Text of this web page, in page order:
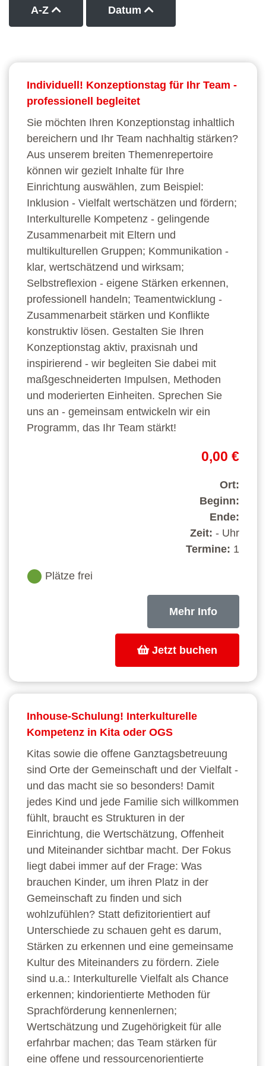
A-Z Kurse nach Titel aufsteigend sortieren
Datum Kurse nach Datum
Individuell! Konzeptionstag für Ihr Team -
professionell begleitet
Sie möchten Ihren Konzeptionstag inhaltlich
bereichern und Ihr Team nachhaltig stärken?
Aus unserem breiten Themenrepertoire
können wir gezielt Inhalte für Ihre
Einrichtung auswählen, zum Beispiel:
Inklusion - Vielfalt wertschätzen und fördern;
Interkulturelle Kompetenz - gelingende
Zusammenarbeit mit Eltern und
multikulturellen Gruppen; Kommunikation -
klar, wertschätzend und wirksam;
Selbstreflexion - eigene Stärken erkennen,
professionell handeln; Teamentwicklung -
Zusammenarbeit stärken und Konflikte
konstruktiv lösen. Gestalten Sie Ihren
Konzeptionstag aktiv, praxisnah und
inspirierend - wir begleiten Sie dabei mit
maßgeschneiderten Impulsen, Methoden
und moderierten Einheiten. Sprechen Sie
uns an - gemeinsam entwickeln wir ein
Programm, das Ihr Team stärkt!
0,00 €
Ort:
Beginn:
Ende:
Zeit: - Uhr
Termine: 1
Plätze frei
Mehr Info
Jetzt buchen
Inhouse-Schulung! Interkulturelle
Kompetenz in Kita oder OGS
Kitas sowie die offene Ganztagsbetreuung
sind Orte der Gemeinschaft und der Vielfalt -
und das macht sie so besonders! Damit
jedes Kind und jede Familie sich willkommen
fühlt, braucht es Strukturen in der
Einrichtung, die Wertschätzung, Offenheit
und Miteinander sichtbar macht. Der Fokus
liegt dabei immer auf der Frage: Was
brauchen Kinder, um ihren Platz in der
Gemeinschaft zu finden und sich
wohlzufühlen? Statt defizitorientiert auf
Unterschiede zu schauen geht es darum,
Stärken zu erkennen und eine gemeinsame
Kultur des Miteinanders zu fördern. Ziele
sind u.a.: Interkulturelle Vielfalt als Chance
erkennen; kindorientierte Methoden für
Sprachförderung kennenlernen;
Wertschätzung und Zugehörigkeit für alle
erfahrbar machen; das Team stärken für
eine offene und ressourcenorientierte